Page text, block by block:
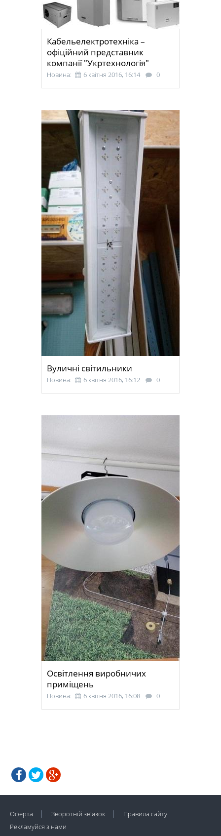
Кабельелектротехніка –
офіційний представник
компанії "Укртехнологія"
Новина: 6 квітня 2016, 16:14 0
Вуличні світильники
Новина: 6 квітня 2016, 16:12 0
Освітлення виробничих
приміщень
Новина: 6 квітня 2016, 16:08 0
Оферта Зворотній зв'язок
Правила сайту
Рекламуйся з нами